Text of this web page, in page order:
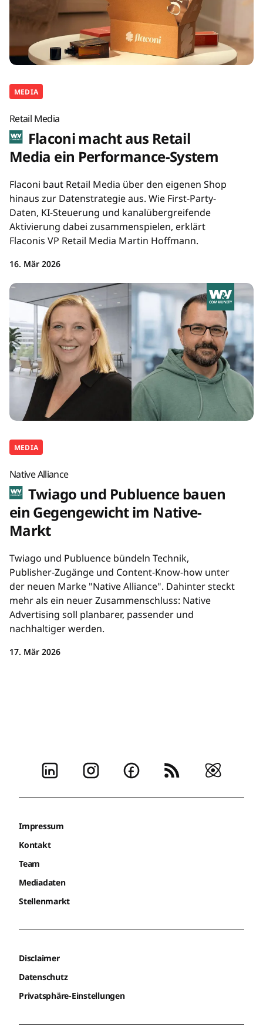
MEDIA
Retail Media
Flaconi macht aus Retail
Media ein Performance-System
Flaconi baut Retail Media über den eigenen Shop
hinaus zur Datenstrategie aus. Wie First-Party-
Daten, KI-Steuerung und kanalübergreifende
Aktivierung dabei zusammenspielen, erklärt
Flaconis VP Retail Media Martin Hoffmann.
16. Mär 2026
MEDIA
Native Alliance
Twiago und Publuence bauen
ein Gegengewicht im Native-
Markt
Twiago und Publuence bündeln Technik,
Publisher-Zugänge und Content-Know-how unter
der neuen Marke "Native Alliance". Dahinter steckt
mehr als ein neuer Zusammenschluss: Native
Advertising soll planbarer, passender und
nachhaltiger werden.
17. Mär 2026
Impressum
Kontakt
Team
Mediadaten
Stellenmarkt
Disclaimer
Datenschutz
Privatsphäre-Einstellungen